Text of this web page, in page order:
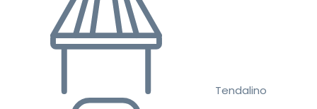
Tendalino